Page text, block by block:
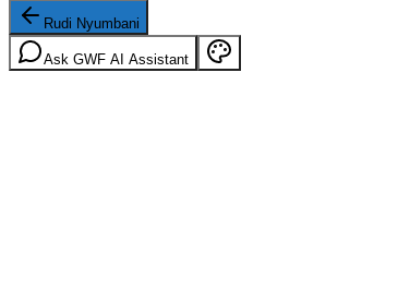
Rudi Nyumbani
Ask GWF AI Assistant